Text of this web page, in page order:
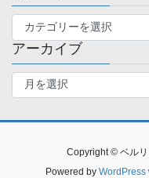
テ
ゴ
リ
アーカイブ
ア
イ
Copyright © ベル
Powered by WordPress